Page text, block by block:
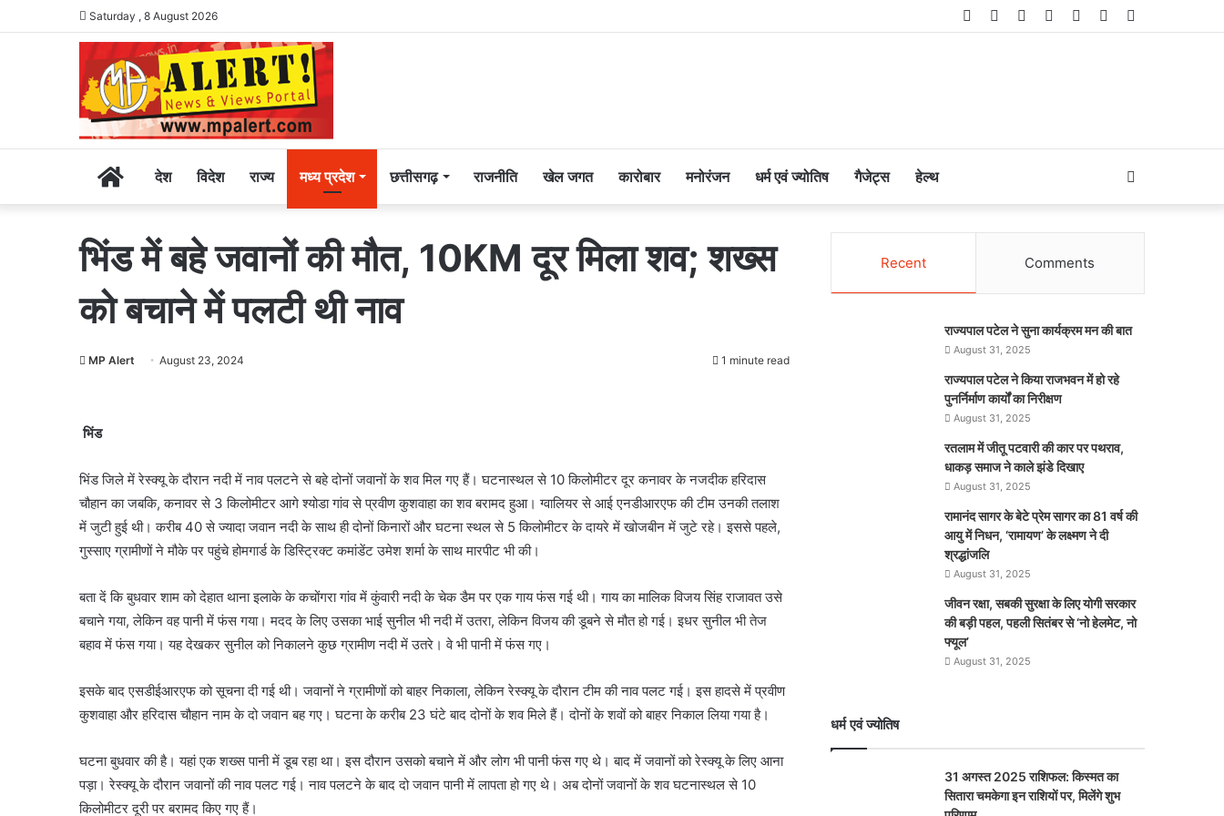
Saturday , 8 August 2026 Telegram
Instagram
YouTube
LinkedIn
Twitter
Facebook
Homeदेश विदेश राज्य मध्य प्रदेश छत्तीसगढ़ राजनीति खेल जगत कारोबार मनोरंजन धर्म एवं ज्योतिष गैजेट्स हेल्थ
for
भिंड में बहे जवानों की मौत, 10KM दूर मिला शव; शख्स
को बचाने में पलटी थी नाव
MP Alert August 23, 2024 1 minute read
भिंड
भिंड जिले में रेस्क्यू के दौरान नदी में नाव पलटने से बहे दोनों जवानों के शव मिल गए हैं। घटनास्थल से 10 किलोमीटर दूर कनावर के नजदीक हरिदास
चौहान का जबकि, कनावर से 3 किलोमीटर आगे श्योडा गांव से प्रवीण कुशवाहा का शव बरामद हुआ। ग्वालियर से आई एनडीआरएफ की टीम उनकी तलाश
में जुटी हुई थी। करीब 40 से ज्यादा जवान नदी के साथ ही दोनों किनारों और घटना स्थल से 5 किलोमीटर के दायरे में खोजबीन में जुटे रहे। इससे पहले,
गुस्साए ग्रामीणों ने मौके पर पहुंचे होमगार्ड के डिस्ट्रिक्ट कमांडेंट उमेश शर्मा के साथ मारपीट भी की।
बता दें कि बुधवार शाम को देहात थाना इलाके के कचोंगरा गांव में कुंवारी नदी के चेक डैम पर एक गाय फंस गई थी। गाय का मालिक विजय सिंह राजावत उसे
बचाने गया, लेकिन वह पानी में फंस गया। मदद के लिए उसका भाई सुनील भी नदी में उतरा, लेकिन विजय की डूबने से मौत हो गई। इधर सुनील भी तेज
बहाव में फंस गया। यह देखकर सुनील को निकालने कुछ ग्रामीण नदी में उतरे। वे भी पानी में फंस गए।
इसके बाद एसडीईआरएफ को सूचना दी गई थी। जवानों ने ग्रामीणों को बाहर निकाला, लेकिन रेस्क्यू के दौरान टीम की नाव पलट गई। इस हादसे में प्रवीण
कुशवाहा और हरिदास चौहान नाम के दो जवान बह गए। घटना के करीब 23 घंटे बाद दोनों के शव मिले हैं। दोनों के शवों को बाहर निकाल लिया गया है।
घटना बुधवार की है। यहां एक शख्स पानी में डूब रहा था। इस दौरान उसको बचाने में और लोग भी पानी फंस गए थे। बाद में जवानों को रेस्क्यू के लिए आना
पड़ा। रेस्क्यू के दौरान जवानों की नाव पलट गई। नाव पलटने के बाद दो जवान पानी में लापता हो गए थे। अब दोनों जवानों के शव घटनास्थल से 10
किलोमीटर दूरी पर बरामद किए गए हैं।
Recent Comments
राज्यपाल पटेल ने सुना कार्यक्रम मन की बात
August 31, 2025
राज्यपाल पटेल ने किया राजभवन में हो रहे
पुनर्निर्माण कार्यों का निरीक्षण
August 31, 2025
रतलाम में जीतू पटवारी की कार पर पथराव,
धाकड़ समाज ने काले झंडे दिखाए
August 31, 2025
रामानंद सागर के बेटे प्रेम सागर का 81 वर्ष की
आयु में निधन, ‘रामायण’ के लक्ष्मण ने दी
श्रद्धांजलि
August 31, 2025
जीवन रक्षा, सबकी सुरक्षा के लिए योगी सरकार
की बड़ी पहल, पहली सितंबर से ‘नो हेलमेट, नो
फ्यूल’
August 31, 2025
धर्म एवं ज्योतिष
31 अगस्त 2025 राशिफल: किस्मत का
सितारा चमकेगा इन राशियों पर, मिलेंगे शुभ